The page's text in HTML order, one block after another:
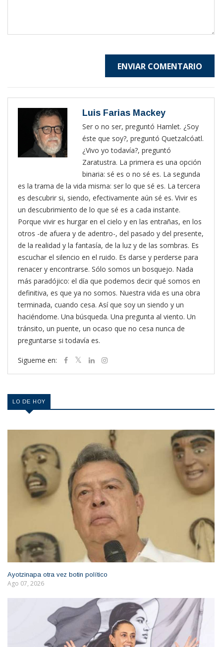
ENVIAR COMENTARIO
Luis Farias Mackey
Ser o no ser, preguntó Hamlet. ¿Soy
éste que soy?, preguntó Quetzalcóatl.
¿Vivo yo todavía?, preguntó
Zaratustra. La primera es una opción
binaria: sé es o no sé es. La segunda
es la trama de la vida misma: ser lo que sé es. La tercera
es descubrir si, siendo, efectivamente aún sé es. Vivir es
un descubrimiento de lo que sé es a cada instante.
Porque vivir es hurgar en el cielo y en las entrañas, en los
otros -de afuera y de adentro-, del pasado y del presente,
de la realidad y la fantasía, de la luz y de las sombras. Es
escuchar el silencio en el ruido. Es darse y perderse para
renacer y encontrarse. Sólo somos un bosquejo. Nada
más paradójico: el día que podemos decir qué somos en
definitiva, es que ya no somos. Nuestra vida es una obra
terminada, cuando cesa. Así que soy un siendo y un
haciéndome. Una búsqueda. Una pregunta al viento. Un
tránsito, un puente, un ocaso que no cesa nunca de
preguntarse si todavía es.
Sigueme en:
LO DE HOY
Ayotzinapa otra vez botin político
Ago 07, 2026